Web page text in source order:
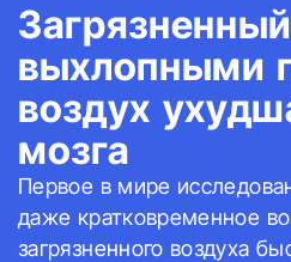
Загрязненный
выхлопными
воздух
мозга
Первое в мире
даже кратковременное
загрязненного воздуха